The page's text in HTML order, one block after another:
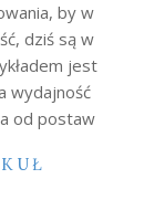
by w
dziś są w
jest
wydajność
od postaw